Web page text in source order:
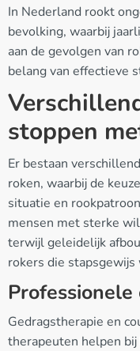
In Nederland rookt
bevolking, waarbij
aan de gevolgen van
belang van effectieve
stoppen
Er bestaan
roken, waarbij de
situatie en
mensen met sterke
terwijl geleidelijk
rokers die
Gedragstherapie en
therapeuten helpen